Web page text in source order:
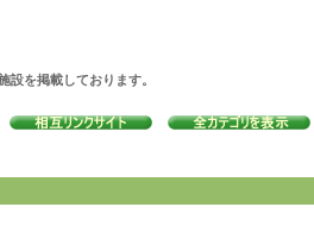
を掲載しております。